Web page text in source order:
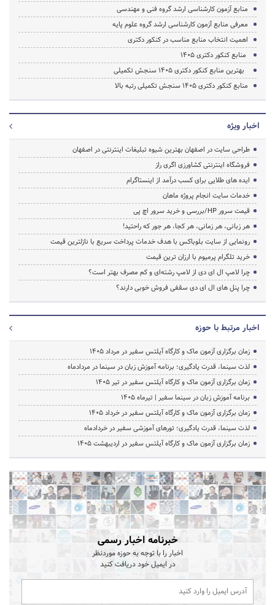
منابع آزمون کارشناسی ارشد گروه فنی و مهندسی
معرفی منابع آزمون کارشناسی ارشد گروه علوم پایه
اهمیت انتخاب منابع مناسب در کنکور دکتری
منابع کنکور دکتری 1405
بهترین منابع کنکور دکتری 1405 سنجش تکمیلی
منابع کنکور دکتری 1405 سنجش تکمیلی رتبه بالا
اخبار ویژه
طراحی سایت در اصفهان بهترین شیوه تبلیغات اینترنتی در اصفهان
فروشگاه اینترنتی کشاورزی اگری راز
ایده های طلایی برای کسب درآمد از اینستاگرام
خدمات سایت انجام پروژه ماهان
قیمت سرور HP/بررسی و خرید سرور اچ پی
هر زبانی، هر زمانی، هر کجا، هر جور که راحتید!
رونمایی از سایت بلوباکس با هدف خدمات پرداخت سریع با نازلترین قیمت
خرید تلگرام پرمیوم با ارزان ترین قیمت
چرا لامپ ال ای دی از لامپ رشته‌ای و کم مصرف بهتر است؟
چرا پنل های ال ای دی سقفی فروش خوبی دارند؟
اخبار مرتبط با حوزه
زمان برگزاری آزمون ماک و کارگاه آیلتس سفیر در مرداد 1405
لذت سینما، قدرت یادگیری؛ برنامه آموزش زبان در سینما در مردادماه
زمان برگزاری آزمون ماک و کارگاه آیلتس سفیر در تیر 1405
برنامه آموزش زبان در سینما سفیر | تیرماه ۱۴۰۵
زمان برگزاری آزمون ماک و کارگاه آیلتس سفیر در خرداد 1405
لذت سینما، قدرت یادگیری؛ تورهای آموزشی سفیر در خردادماه
زمان برگزاری آزمون ماک و کارگاه آیلتس سفیر در اردیبهشت 1405
خبرنامه اخبار رسمی
اخبار را با توجه به حوزه موردنظر
در ایمیل خود دریافت کنید